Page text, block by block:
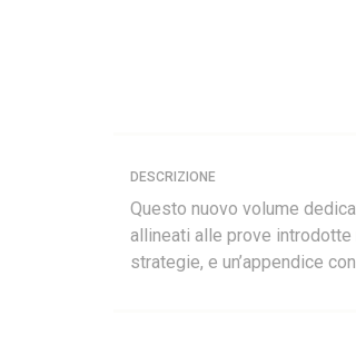
DESCRIZIONE
Questo nuovo volume
allineati alle prove
strategie, e un’appendice